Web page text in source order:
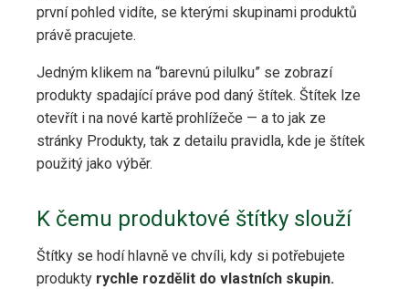
první pohled vidíte, se kterými skupinami produktů
právě pracujete.
Jedným klikem na “barevnú pilulku” se zobrazí
produkty spadající práve pod daný štítek. Štítek lze
otevřít i na nové kartě prohlížeče — a to jak ze
stránky Produkty, tak z detailu pravidla, kde je štítek
použitý jako výběr.
K čemu produktové štítky slouží
Štítky se hodí hlavně ve chvíli, kdy si potřebujete
produkty rychle rozdělit do vlastních skupin.